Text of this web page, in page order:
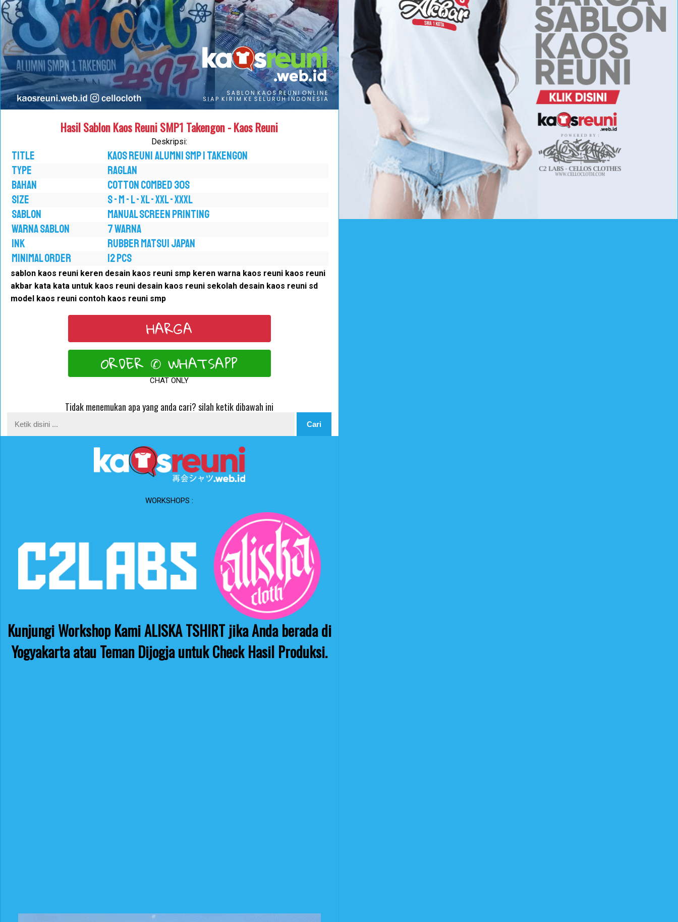
Hasil Sablon Kaos Reuni SMP1 Takengon - Kaos Reuni
Deskripsi:
TITLE
Kaos Reuni Alumni SMP 1 Takengon
TYPE
RAGLAN
BAHAN
COTTON COMBED 30S
SIZE
S - M - L - XL - XXL - XXXL
SABLON
MANUAL SCREEN PRINTING
WARNA SABLON
7 WARNA
INK
RUBBER MATSUI JAPAN
MINIMAL ORDER
12 PCS
sablon kaos reuni keren desain kaos reuni smp keren warna kaos reuni kaos reuni
akbar kata kata untuk kaos reuni desain kaos reuni sekolah desain kaos reuni sd
model kaos reuni contoh kaos reuni smp
HARGA
ORDER ✆ WHATSAPP
CHAT ONLY
Tidak menemukan apa yang anda cari? silah ketik dibawah ini
WORKSHOPS :
Kunjungi Workshop Kami ALISKA TSHIRT jika Anda berada di
Yogyakarta atau Teman Dijogja untuk Check Hasil Produksi.